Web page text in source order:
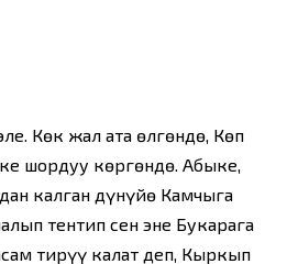
Көк жал атаң өлгөндө, Көп
шордуу көргөндө. Абыке,
калган дүнүйөң Камчыга
тентип сен энең Букарага
тирүү калат деп, Кыркып